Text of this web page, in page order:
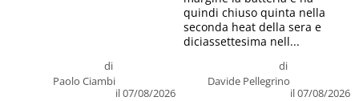
di
Paolo Ciambi
il 07/08/2026
di
Davide Pellegrino
il 07/08/2026
quindi chiuso quinta nella
seconda heat della sera e
diciassettesima nell...